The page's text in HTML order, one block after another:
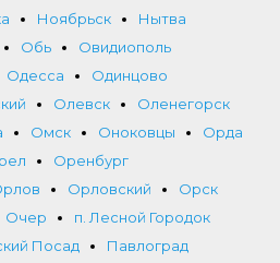
Ноябрьск
Нытва
Обь
Овидиополь
Одесса
Одинцово
Олевск
Оленегорск
Омск Оноковцы
Орда
Оренбург
Орловский
Орск
Очер
п. Лесной Городок
Посад
Павлоград